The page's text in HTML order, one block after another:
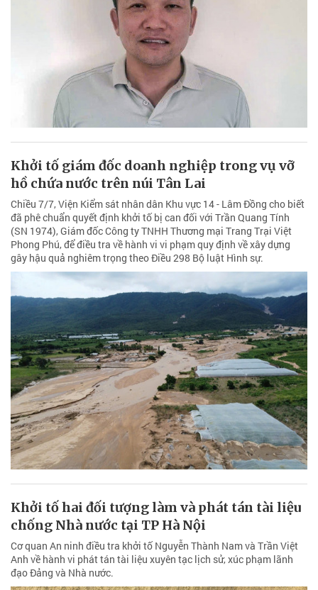
Khởi tố giám đốc doanh nghiệp trong vụ vỡ
hồ chứa nước trên núi Tân Lai
Chiều 7/7, Viện Kiểm sát nhân dân Khu vực 14 - Lâm Đồng cho biết
đã phê chuẩn quyết định khởi tố bị can đối với Trần Quang Tính
(SN 1974), Giám đốc Công ty TNHH Thương mại Trang Trại Việt
Phong Phú, để điều tra về hành vi vi phạm quy định về xây dựng
gây hậu quả nghiêm trọng theo Điều 298 Bộ luật Hình sự.
Khởi tố hai đối tượng làm và phát tán tài liệu
chống Nhà nước tại TP Hà Nội
Cơ quan An ninh điều tra khởi tố Nguyễn Thành Nam và Trần Việt
Anh về hành vi phát tán tài liệu xuyên tạc lịch sử, xúc phạm lãnh
đạo Đảng và Nhà nước.